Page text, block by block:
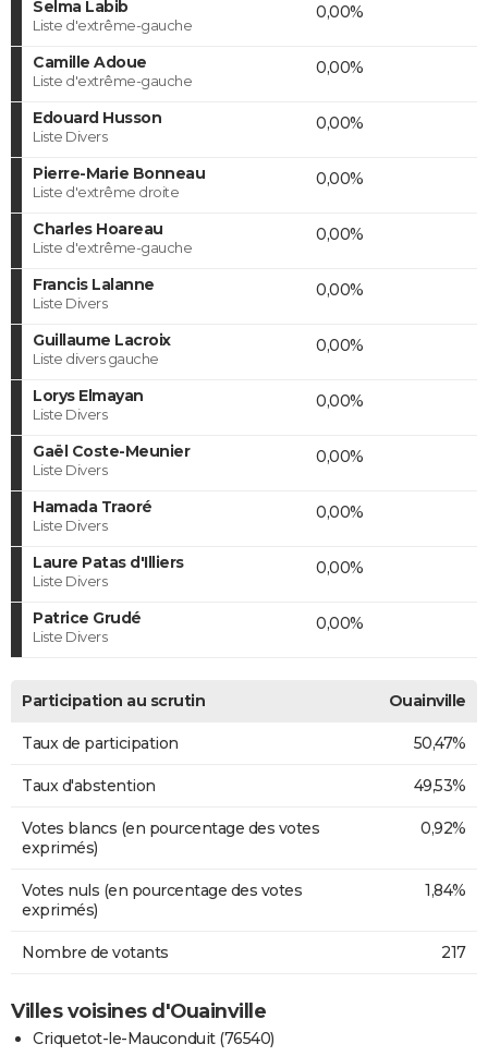
Selma Labib
Liste d'extrême-gauche
0,00%
Camille Adoue
Liste d'extrême-gauche
0,00%
Edouard Husson
Liste Divers
0,00%
Pierre-Marie Bonneau
Liste d'extrême droite
0,00%
Charles Hoareau
Liste d'extrême-gauche
0,00%
Francis Lalanne
Liste Divers
0,00%
Guillaume Lacroix
Liste divers gauche
0,00%
Lorys Elmayan
Liste Divers
0,00%
Gaël Coste-Meunier
Liste Divers
0,00%
Hamada Traoré
Liste Divers
0,00%
Laure Patas d'Illiers
Liste Divers
0,00%
Patrice Grudé
Liste Divers
0,00%
Participation au scrutin Ouainville
Taux de participation 50,47%
Taux d'abstention 49,53%
Votes blancs (en pourcentage des votes
exprimés)
0,92%
Votes nuls (en pourcentage des votes
exprimés)
1,84%
Nombre de votants 217
Villes voisines d'Ouainville
Criquetot-le-Mauconduit (76540)